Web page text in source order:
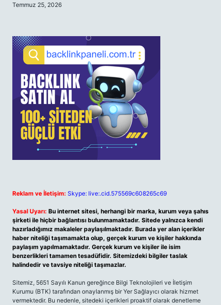
Temmuz 25, 2026
Reklam ve İletişim: Skype: live:.cid.575569c608265c69
Yasal Uyarı: Bu internet sitesi, herhangi bir marka, kurum veya şahıs
şirketi ile hiçbir bağlantısı bulunmamaktadır. Sitede yalnızca kendi
hazırladığımız makaleler paylaşılmaktadır. Burada yer alan içerikler
haber niteliği taşımamakta olup, gerçek kurum ve kişiler hakkında
paylaşım yapılmamaktadır. Gerçek kurum ve kişiler ile isim
benzerlikleri tamamen tesadüfidir. Sitemizdeki bilgiler taslak
halindedir ve tavsiye niteliği taşımazlar.
Sitemiz, 5651 Sayılı Kanun gereğince Bilgi Teknolojileri ve İletişim
Kurumu (BTK) tarafından onaylanmış bir Yer Sağlayıcı olarak hizmet
vermektedir. Bu nedenle, sitedeki içerikleri proaktif olarak denetleme